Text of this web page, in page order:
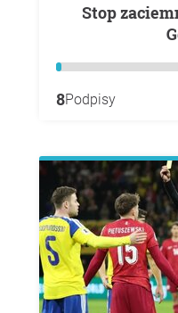
Stop zaciemnianiu mieszkań w
8Podpisy